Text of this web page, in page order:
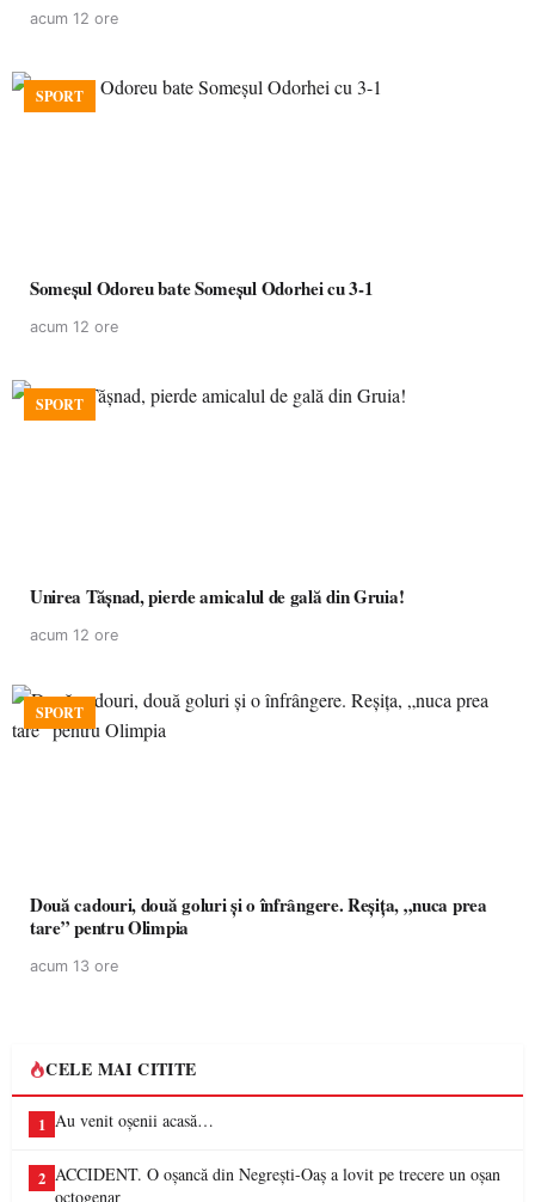
acum 12 ore
SPORT
Someșul Odoreu bate Someșul Odorhei cu 3-1
acum 12 ore
SPORT
Unirea Tășnad, pierde amicalul de gală din Gruia!
acum 12 ore
SPORT
Două cadouri, două goluri și o înfrângere. Reșița, „nuca prea
tare” pentru Olimpia
acum 13 ore
CELE MAI CITITE
1 Au venit oșenii acasă…
2 ACCIDENT. O oșancă din Negrești-Oaș a lovit pe trecere un oșan
octogenar